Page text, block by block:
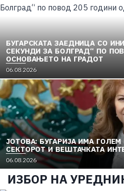
БУГАРСКАТА ЗАЕДНИЦА СО
СЕКУНДИ ЗА БОЛГРАД“ ПО
ОСНОВАЊЕТО НА ГРАДОТ
06.08.2026
ЈОТОВА: БУГАРИЈА ИМА
СЕКТОРОТ И ВЕШТАЧКАТА
06.08.2026
ИЗБОР НА